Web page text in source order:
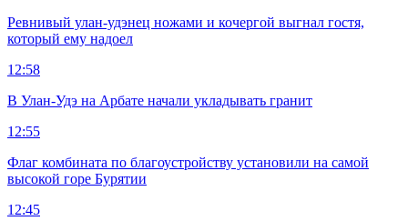
Ревнивый улан-удэнец ножами и кочергой выгнал гостя,
который ему надоел
12:58
В Улан-Удэ на Арбате начали укладывать гранит
12:55
Флаг комбината по благоустройству установили на самой
высокой горе Бурятии
12:45